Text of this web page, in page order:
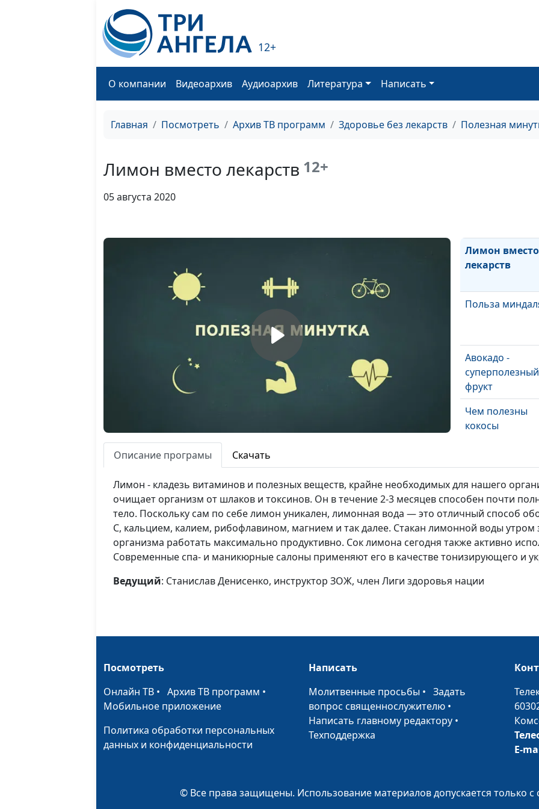
12+
О компании Видеоархив Аудиоархив Литература Написать
Главная Посмотреть Архив ТВ программ Здоровье без лекарств Полезная
Лимон вместо лекарств 12+
05 августа 2020
Такой разный
Лимон вместо
лекарств
Польза
Авокадо -
суперполезный
фрукт
Чем полезны
кокосы
Полезная
Польза зелени
для здоровья
витаминов
универсальный
есть сельдерей
Уникальные
свойства
королева
Описание програмы Скачать
Лимон - кладезь витаминов и полезных веществ, крайне необходимых для нашего
очищает организм от шлаков и токсинов. Он в течение 2-3 месяцев способен почти
тело. Поскольку сам по себе лимон уникален, лимонная вода — это отличный способ
С, кальцием, калием, рибофлавином, магнием и так далее. Стакан лимонной воды утром
организма работать максимально продуктивно. Сок лимона сегодня также активно
Современные спа- и маникюрные салоны применяют его в качестве тонизирующего и
Ведущий: Станислав Денисенко, инструктор ЗОЖ, член Лиги здоровья нации
Посмотреть
Онлайн ТВ • Архив ТВ программ •
Мобильное приложение
Политика обработки персональных
данных и конфиденциальности
Написать
Молитвенные просьбы •Задать
вопрос священнослужителю •
Написать главному редактору •
Техподдержка
E-
© Все права защищены. Использование материалов допускается только с